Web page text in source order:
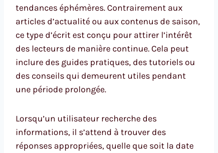
tendances éphémères. Contrairement aux
articles d’actualité ou aux contenus de saison,
ce type d’écrit est conçu pour attirer l’intérêt
des lecteurs de manière continue. Cela peut
inclure des guides pratiques, des tutoriels ou
des conseils qui demeurent utiles pendant
une période prolongée.
Lorsqu’un utilisateur recherche des
informations, il s’attend à trouver des
réponses appropriées, quelle que soit la date